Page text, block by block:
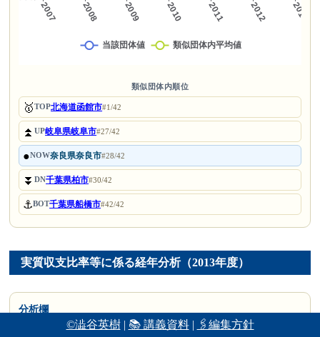
©澁谷英樹| 📚 講義資料| 🖇編集方針
類似団体内順位
🥇TOP北海道函館市#1/42
⏫UP岐阜県岐阜市#27/42
●NOW奈良県奈良市#28/42
⏬DN千葉県柏市#30/42
⚓BOT千葉県船橋市#42/42
実質収支比率等に係る経年分析（2013年度）
分析欄
平成23年度までは歳入不足を補うため財政調整基金を